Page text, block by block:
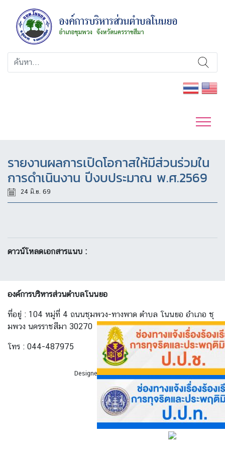
รายงานผลการเปิดโอกาสให้มีส่วนร่วมใน
การดำเนินงาน ปีงบประมาณ พ.ศ.2569
24 มิ.ย. 69
ดาวน์โหลดเอกสารแนบ :
องค์การบริหารส่วนตำบลโนนยอ
ที่อยู่ : 104 หมู่ที่ 4 ถนนชุมพวง-ทางพาด ตำบล โนนยอ อำเภอ ชุ
มพวง นครราชสีมา 30270
โทร : 044-487975
Designed ByAllwebGroup